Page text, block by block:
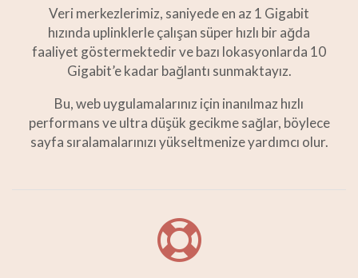
Veri merkezlerimiz, saniyede en az 1 Gigabit
hızında uplinklerle çalışan süper hızlı bir ağda
faaliyet göstermektedir ve bazı lokasyonlarda 10
Gigabit’e kadar bağlantı sunmaktayız.
Bu, web uygulamalarınız için inanılmaz hızlı
performans ve ultra düşük gecikme sağlar, böylece
sayfa sıralamalarınızı yükseltmenize yardımcı olur.